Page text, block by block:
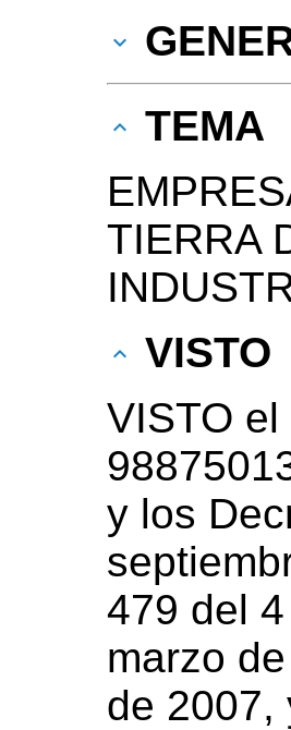
TEMA
TIERRA
VISTO
VISTO
y los
479 del
marzo
de 2007,